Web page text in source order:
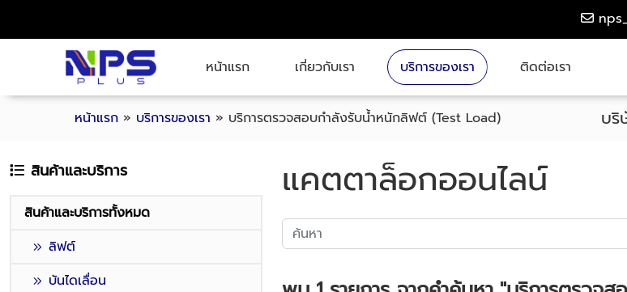
หน้าแรก เกี่ยวกับเรา บริการของเรา ติดต่อเรา
หน้าแรก » บริการของเรา » บริการตรวจสอบกำลังรับน้ำหนักลิฟต์ (Test Load) บริ
สินค้าและบริการ
สินค้าและบริการทั้งหมด
ลิฟต์
บันไดเลื่อน
แคตตาล็อกออนไลน์